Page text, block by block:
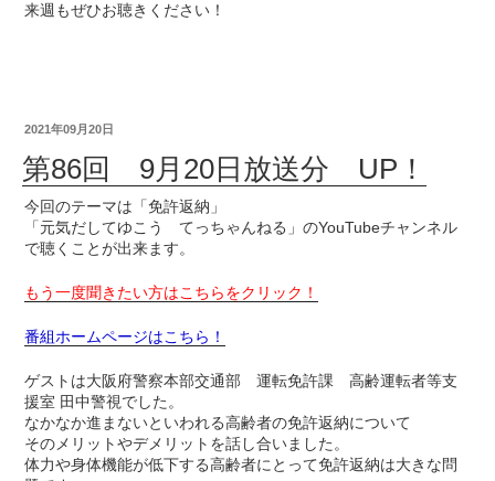
来週もぜひお聴きください！
2021年09月20日
第86回 9月20日放送分 UP！
今回のテーマは「免許返納」
「元気だしてゆこう てっちゃんねる」のYouTubeチャンネル
で聴くことが出来ます。
もう一度聞きたい方はこちらをクリック！
番組ホームページはこちら！
ゲストは大阪府警察本部交通部 運転免許課 高齢運転者等支
援室 田中警視でした。
なかなか進まないといわれる高齢者の免許返納について
そのメリットやデメリットを話し合いました。
体力や身体機能が低下する高齢者にとって免許返納は大きな問